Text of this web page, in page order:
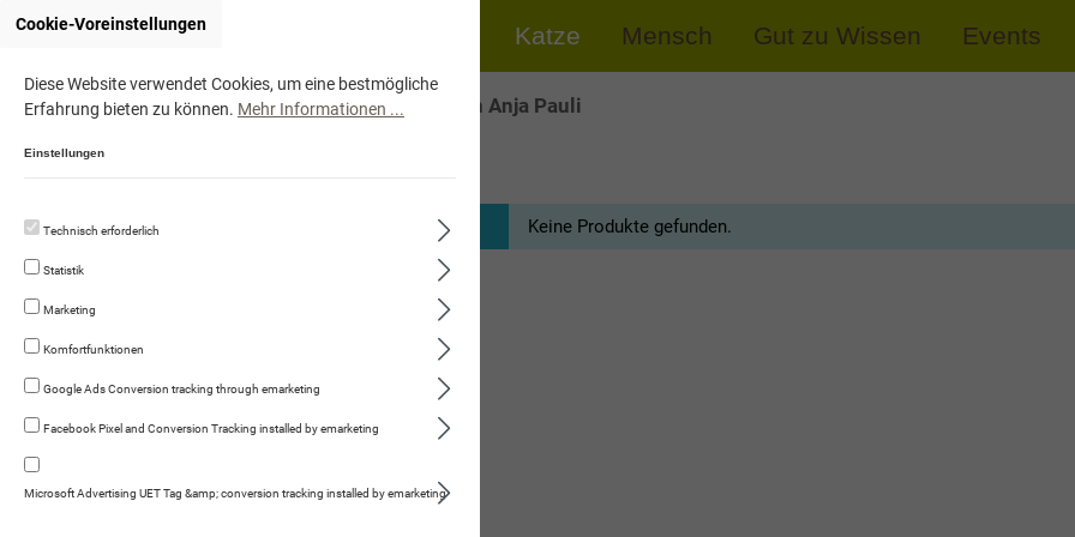
Katze Mensch Gut zu Wissen Events
Onlineshop von Anja Pauli
Katze
Fleischmenüs
Trockennahrung
Kauartikel/Leckerli
Keine Produkte gefunden.
Cookie-Voreinstellungen
Diese Website verwendet Cookies, um eine bestmögliche
Erfahrung bieten zu können. Mehr Informationen ...
Einstellungen
Technisch erforderlich
Statistik
Marketing
Komfortfunktionen
Google Ads Conversion tracking through emarketing
Facebook Pixel and Conversion Tracking installed by emarketing
Microsoft Advertising UET Tag &amp; conversion tracking installed by emarketing